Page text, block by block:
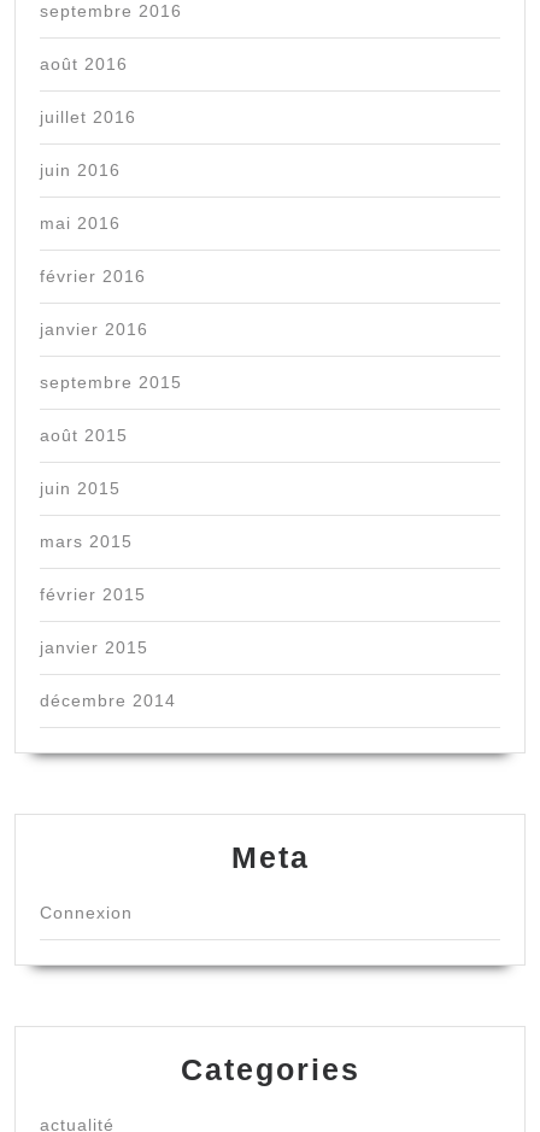
septembre 2016
août 2016
juillet 2016
juin 2016
mai 2016
février 2016
janvier 2016
septembre 2015
août 2015
juin 2015
mars 2015
février 2015
janvier 2015
décembre 2014
Meta
Connexion
Categories
actualité